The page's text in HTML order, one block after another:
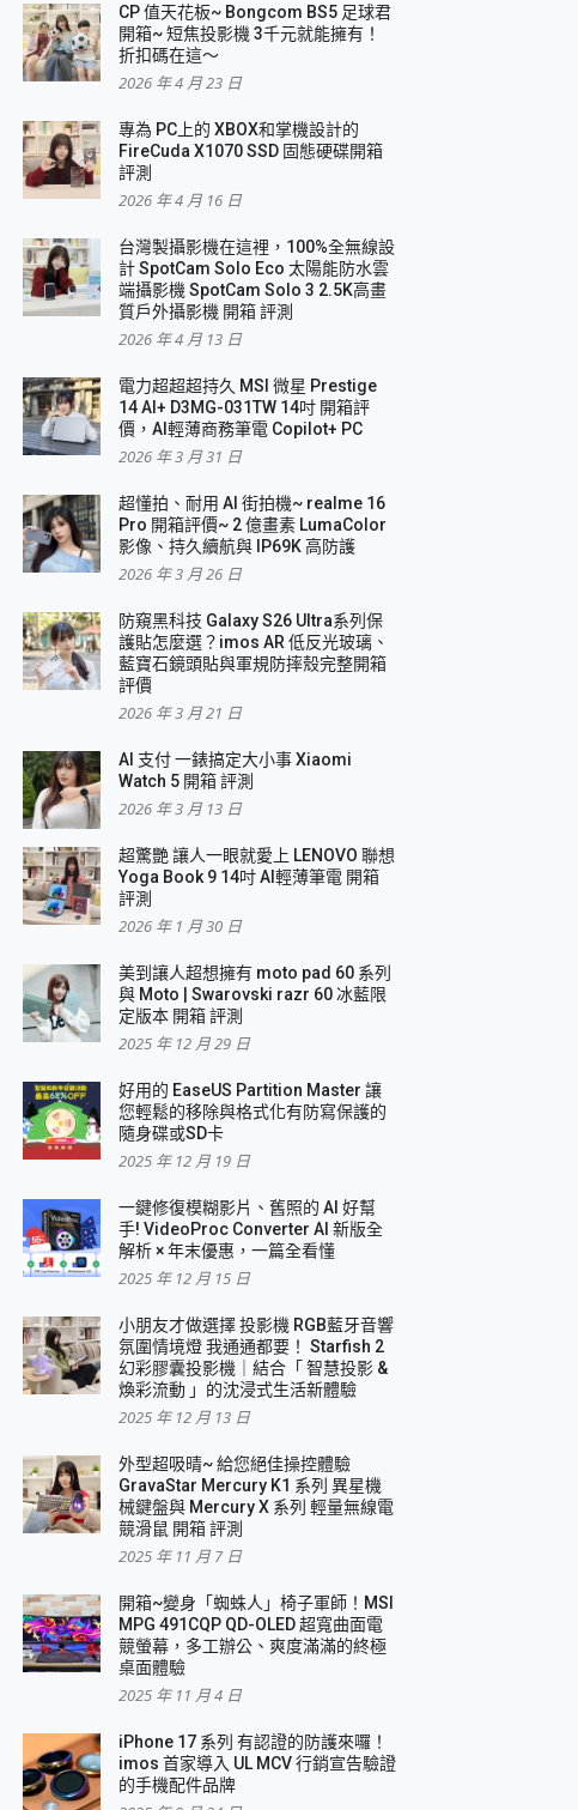
轉寫
挑戰任務抽 PS5！
開箱 評測
性與強大供電效能
智慧聯網螢幕 開箱 評測
要！
in 1可攜摺疊無線充電器 開箱 評測
很優質
薦
以到處走
開箱 評測
最好的資料救援軟體
效能~
測
的美拍神機 vivo V30 Pro
測
簡單
CP 值天花板~ Bongcom BS5 足球君
開箱~ 短焦投影機 3千元就能擁有！
折扣碼在這～
2026 年 4 月 23 日
專為 PC上的 XBOX和掌機設計的
FireCuda X1070 SSD 固態硬碟開箱
評測
2026 年 4 月 16 日
台灣製攝影機在這裡，100%全無線設
計 SpotCam Solo Eco 太陽能防水雲
端攝影機 SpotCam Solo 3 2.5K高畫
質戶外攝影機 開箱 評測
2026 年 4 月 13 日
電力超超超持久 MSI 微星 Prestige
14 AI+ D3MG-031TW 14吋 開箱評
價，AI輕薄商務筆電 Copilot+ PC
2026 年 3 月 31 日
超懂拍、耐用 AI 街拍機~ realme 16
Pro 開箱評價~ 2 億畫素 LumaColor
影像、持久續航與 IP69K 高防護
2026 年 3 月 26 日
防窺黑科技 Galaxy S26 Ultra系列保
護貼怎麼選？imos AR 低反光玻璃、
藍寶石鏡頭貼與軍規防摔殼完整開箱
評價
2026 年 3 月 21 日
AI 支付 一錶搞定大小事 Xiaomi
Watch 5 開箱 評測
2026 年 3 月 13 日
超驚艷 讓人一眼就愛上 LENOVO 聯想
Yoga Book 9 14吋 AI輕薄筆電 開箱
評測
2026 年 1 月 30 日
美到讓人超想擁有 moto pad 60 系列
與 Moto | Swarovski razr 60 冰藍限
定版本 開箱 評測
2025 年 12 月 29 日
好用的 EaseUS Partition Master 讓
您輕鬆的移除與格式化有防寫保護的
隨身碟或SD卡
2025 年 12 月 19 日
一鍵修復模糊影片、舊照的 AI 好幫
手! VideoProc Converter AI 新版全
解析 × 年末優惠，一篇全看懂
2025 年 12 月 15 日
小朋友才做選擇 投影機 RGB藍牙音響
氛圍情境燈 我通通都要！ Starfish 2
幻彩膠囊投影機｜結合「 智慧投影 &
煥彩流動 」的沈浸式生活新體驗
2025 年 12 月 13 日
外型超吸晴~ 給您絕佳操控體驗
GravaStar Mercury K1 系列 異星機
械鍵盤與 Mercury X 系列 輕量無線電
競滑鼠 開箱 評測
2025 年 11 月 7 日
開箱~變身「蜘蛛人」椅子軍師！MSI
MPG 491CQP QD-OLED 超寬曲面電
競螢幕，多工辦公、爽度滿滿的終極
桌面體驗
2025 年 11 月 4 日
iPhone 17 系列 有認證的防護來囉！
imos 首家導入 UL MCV 行銷宣告驗證
的手機配件品牌